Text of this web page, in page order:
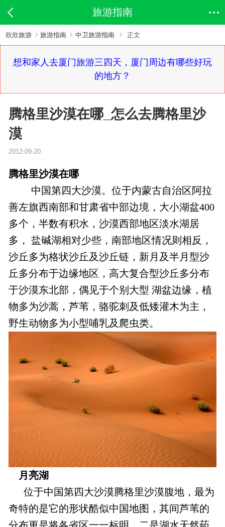
旅游指南
欣欣旅游 旅游指南 中卫旅游指南 正文
想和家人去厦门旅游三四天，厦门周边有哪些好玩
的地方？
腾格里沙漠在哪_怎么去腾格里沙
漠
2012-09-20
腾格里沙漠在哪
中国第四大沙漠。位于内蒙古自治区阿拉
善左旗西南部和甘肃省中部边境，大小湖盆400
多个，半数有积水，沙漠西部地区淡水湖居
多， 盐碱湖相对少些，南部地区情况则相反，
沙丘多为格状沙丘及沙丘链，新月及半月型沙
丘多分布于边缘地区，高大复合型沙丘多分布
于沙漠东北部，偶见于个别大型 湖盆边缘，植
物多为沙蒿，芦苇，骆驼刺及低矮灌木为主，
野生动物多为小型哺乳及爬虫类。
月亮湖
位于中国第四大沙漠腾格里沙漠腹地，最为
奇特的是它的形状酷似中国地图，其间芦苇的